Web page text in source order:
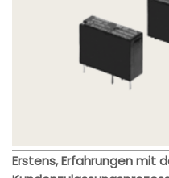
Erstens, Erfahrungen mit